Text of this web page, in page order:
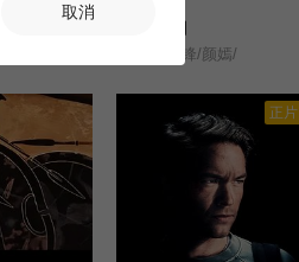
热血江湖
陈耿锋/颜嫣/
正片
取消